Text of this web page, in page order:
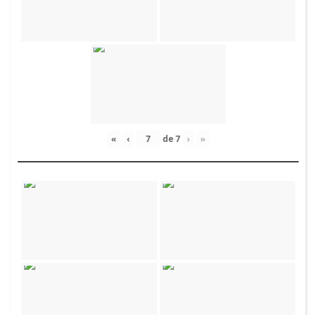
« ‹ de7 › »